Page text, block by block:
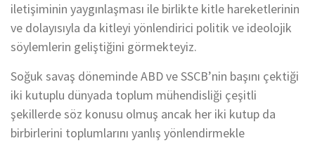
iletişiminin yaygınlaşması ile birlikte kitle hareketlerinin
ve dolayısıyla da kitleyi yönlendirici politik ve ideolojik
söylemlerin geliştiğini görmekteyiz.
Soğuk savaş döneminde ABD ve SSCB’nin başını çektiği
iki kutuplu dünyada toplum mühendisliği çeşitli
şekillerde söz konusu olmuş ancak her iki kutup da
birbirlerini toplumlarını yanlış yönlendirmekle